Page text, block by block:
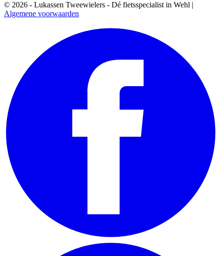
© 2026 - Lukassen Tweewielers - Dé fietsspecialist in Wehl |
Algemene voorwaarden